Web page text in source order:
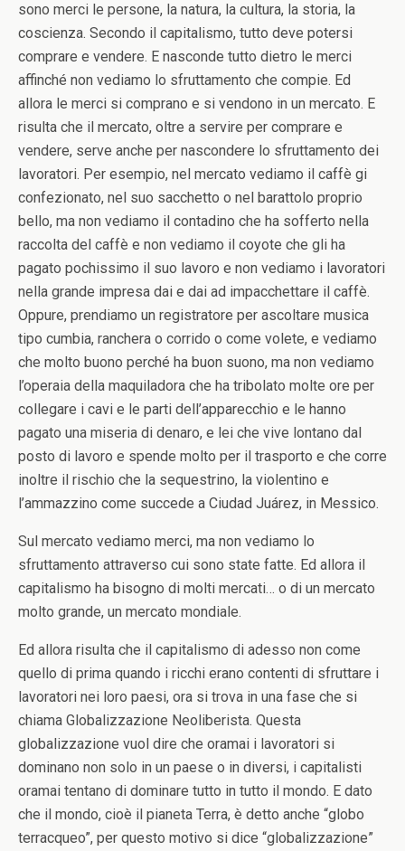
sono merci le persone, la natura, la cultura, la storia, la
coscienza. Secondo il capitalismo, tutto deve potersi
comprare e vendere. E nasconde tutto dietro le merci
affinché non vediamo lo sfruttamento che compie. Ed
allora le merci si comprano e si vendono in un mercato. E
risulta che il mercato, oltre a servire per comprare e
vendere, serve anche per nascondere lo sfruttamento dei
lavoratori. Per esempio, nel mercato vediamo il caffè gi
confezionato, nel suo sacchetto o nel barattolo proprio
bello, ma non vediamo il contadino che ha sofferto nella
raccolta del caffè e non vediamo il coyote che gli ha
pagato pochissimo il suo lavoro e non vediamo i lavoratori
nella grande impresa dai e dai ad impacchettare il caffè.
Oppure, prendiamo un registratore per ascoltare musica
tipo cumbia, ranchera o corrido o come volete, e vediamo
che molto buono perché ha buon suono, ma non vediamo
l’operaia della maquiladora che ha tribolato molte ore per
collegare i cavi e le parti dell’apparecchio e le hanno
pagato una miseria di denaro, e lei che vive lontano dal
posto di lavoro e spende molto per il trasporto e che corre
inoltre il rischio che la sequestrino, la violentino e
l’ammazzino come succede a Ciudad Juárez, in Messico.
Sul mercato vediamo merci, ma non vediamo lo
sfruttamento attraverso cui sono state fatte. Ed allora il
capitalismo ha bisogno di molti mercati… o di un mercato
molto grande, un mercato mondiale.
Ed allora risulta che il capitalismo di adesso non come
quello di prima quando i ricchi erano contenti di sfruttare i
lavoratori nei loro paesi, ora si trova in una fase che si
chiama Globalizzazione Neoliberista. Questa
globalizzazione vuol dire che oramai i lavoratori si
dominano non solo in un paese o in diversi, i capitalisti
oramai tentano di dominare tutto in tutto il mondo. E dato
che il mondo, cioè il pianeta Terra, è detto anche “globo
terracqueo”, per questo motivo si dice “globalizzazione”